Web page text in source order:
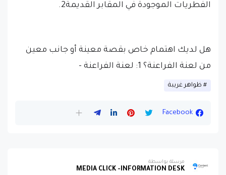
الفطريات الموجودة في المقابر القديمة2.
هل لديك اهتمام خاص بقصة معينة أو جانب معين
من لعنة الفراعنة؟ 1: لعنة الفراعنة -
ظواهر غريبة
Facebook
مرسلة بواسطة
MEDIA CLICK -INFORMATION DESK